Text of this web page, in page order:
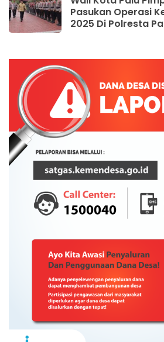
Pasukan Operasi
2025 Di Polresta